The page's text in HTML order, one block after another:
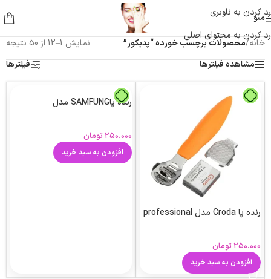
رد کردن به ناوبری
رد کردن به محتوای اصلی
منو
خانه/محصولات برچسب خورده “پدیکور”
نمایش 1–12 از 50 نتیجه
مشاهده فیلترها
فیلترها
رنده پا Croda مدل professional
۲۵۰.۰۰۰ تومان
افزودن به سبد خرید
رنده پاSAMFUNG مدل
۲۵۰.۰۰۰ تومان
افزودن به سبد خرید